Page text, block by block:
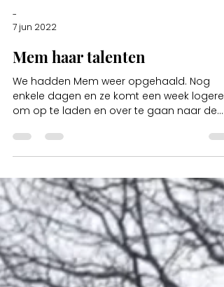
-
7 jun 2022
Mem haar talenten
We hadden Mem weer opgehaald. Nog
enkele dagen en ze komt een week logeren
om op te laden en over te gaan naar de